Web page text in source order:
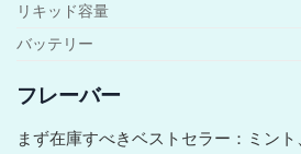
リキッド容量
バッテリー
フレーバー
まず在庫すべきベストセラー：ミン